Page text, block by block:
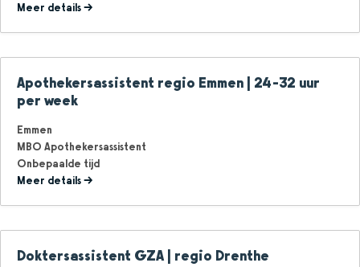
Meer details
Apothekersassistent regio Emmen | 24-32 uur
per week
Emmen
MBO Apothekersassistent
Onbepaalde tijd
Meer details
Doktersassistent GZA | regio Drenthe